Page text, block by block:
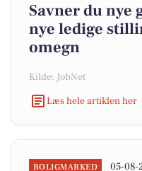
Savner du nye
nye ledige
omegn
Kilde: JobNet
Læs hele artiklen her
BOLIGMARKED 05-08-